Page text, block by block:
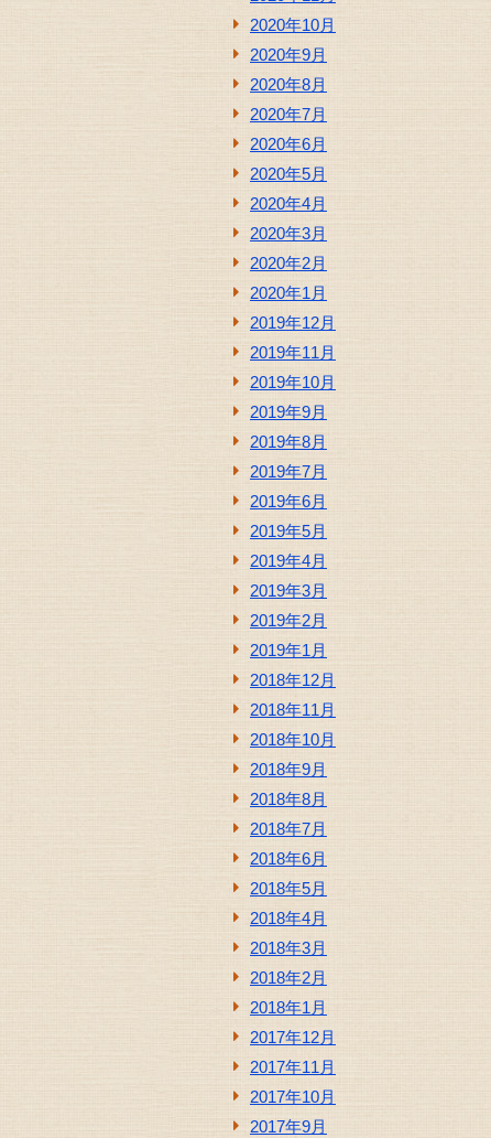
2020年10月
2020年9月
2020年8月
2020年7月
2020年6月
2020年5月
2020年4月
2020年3月
2020年2月
2020年1月
2019年12月
2019年11月
2019年10月
2019年9月
2019年8月
2019年7月
2019年6月
2019年5月
2019年4月
2019年3月
2019年2月
2019年1月
2018年12月
2018年11月
2018年10月
2018年9月
2018年8月
2018年7月
2018年6月
2018年5月
2018年4月
2018年3月
2018年2月
2018年1月
2017年12月
2017年11月
2017年10月
2017年9月